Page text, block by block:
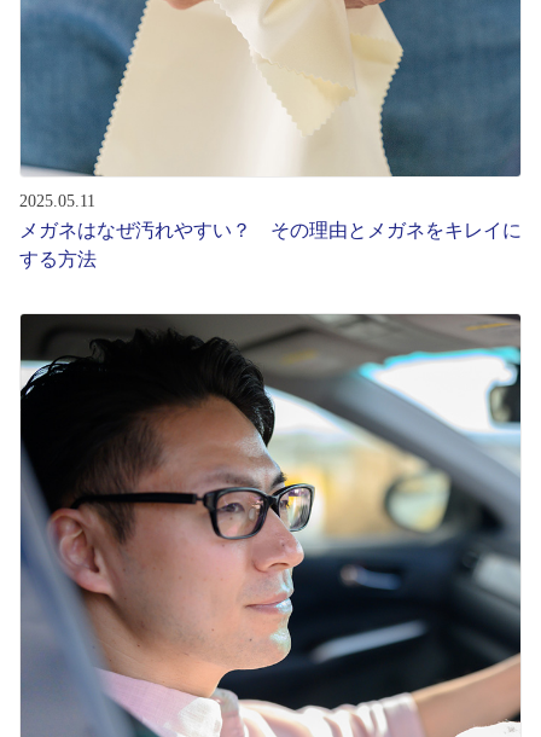
2025.05.11
メガネはなぜ汚れやすい？ その理由とメガネをキレイに
する方法